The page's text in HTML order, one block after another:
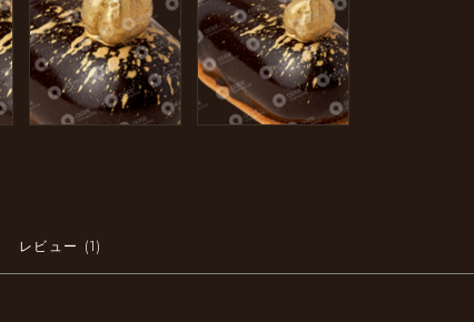
レビュー (1)